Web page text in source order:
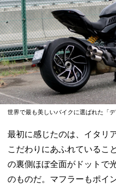
世界で最も美しいバイクに選ばれた「デ
最初に感じたのは、イタリ
こだわりにあふれているこ
の裏側ほぼ全面がドットで
のものだ。マフラーもポイ